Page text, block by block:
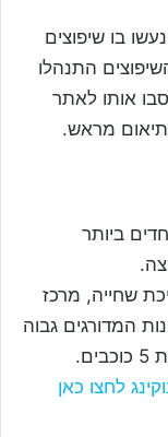
בו שיפוצים
התנהלו
אותו לאתר
בתיאום מראש.
ביותר
שחייה, מרכז
המדורגים גבוה
לחצו כאן